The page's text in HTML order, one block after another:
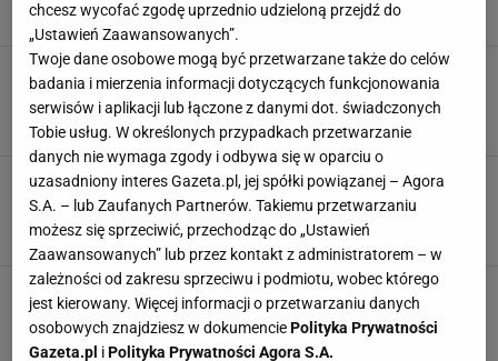
Katarzyna Olejarczyk,2 LIPCA 2026, 15:22
OCHNIK czyści magazyny na lato - przewiewne,
bawełniane bluzki są tam za 29,99 zł
Katarzyna Olejarczyk, 2 LIPCA 2026, 13:14
Bluzka z wiązaniem za 9,99 zł to najlepszy
zakup z Sinsay na lato. Pasuje do wszystkiego
Natalia Jarmul,28 CZERWCA 2026, 15:16
Nie potrzebujesz nic więcej. Ta perełka z
Sinsay za 29,99 zł idealna na sylwestrową noc
Eryka Kawalec, 9 LISTOPADA 2025, 22:30
chcesz wycofać zgodę uprzednio udzieloną przejdź do
„Ustawień Zaawansowanych”.
Twoje dane osobowe mogą być przetwarzane także do celów
badania i mierzenia informacji dotyczących funkcjonowania
serwisów i aplikacji lub łączone z danymi dot. świadczonych
Tobie usług. W określonych przypadkach przetwarzanie
danych nie wymaga zgody i odbywa się w oparciu o
uzasadniony interes Gazeta.pl, jej spółki powiązanej – Agora
S.A. – lub Zaufanych Partnerów. Takiemu przetwarzaniu
możesz się sprzeciwić, przechodząc do „Ustawień
Zaawansowanych” lub przez kontakt z administratorem – w
zależności od zakresu sprzeciwu i podmiotu, wobec którego
jest kierowany. Więcej informacji o przetwarzaniu danych
osobowych znajdziesz w dokumenciePolityka Prywatności
Gazeta.pl iPolityka Prywatności Agora S.A.